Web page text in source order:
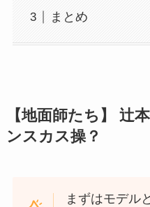
まとめ
【地面師たち】 辻
ンスカス操？
まずはモデル